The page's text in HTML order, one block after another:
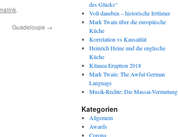
.
Guadeloupe →
des Glücks“
Voll daneben – historische Irrtümer
Mark Twain über die europäische
Küche
Korrelation vs Kausalität
Heinrich Heine und die englische
Küche
Kilauea Eruption 2018
Mark Twain: The Awful German
Language
Musik-Rechte: Die Massai-Vermutung
Kategorien
Allgemein
Awards
Corona